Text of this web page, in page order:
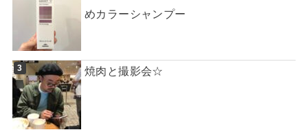
めカラーシャンプー
焼肉と撮影会☆